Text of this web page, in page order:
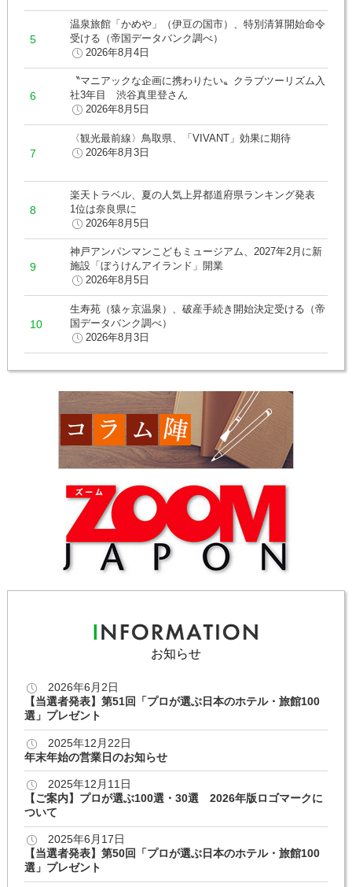
温泉旅館「かめや」（伊豆の国市）、特別清算開始命令
受ける（帝国データバンク調べ）
2026年8月4日
〝マニアックな企画に携わりたい〟クラブツーリズム入
社3年目 渋谷真里登さん
2026年8月5日
〈観光最前線〉鳥取県、「VIVANT」効果に期待
2026年8月3日
楽天トラベル、夏の人気上昇都道府県ランキング発表
1位は奈良県に
2026年8月5日
神戸アンパンマンこどもミュージアム、2027年2月に新
施設「ぼうけんアイランド」開業
2026年8月5日
生寿苑（猿ヶ京温泉）、破産手続き開始決定受ける（帝
国データバンク調べ）
2026年8月3日
お知らせ
2026年6月2日
【当選者発表】第51回「プロが選ぶ日本のホテル・旅館100
選」プレゼント
2025年12月22日
年末年始の営業日のお知らせ
2025年12月11日
【ご案内】プロが選ぶ100選・30選 2026年版ロゴマークに
ついて
2025年6月17日
【当選者発表】第50回「プロが選ぶ日本のホテル・旅館100
選」プレゼント